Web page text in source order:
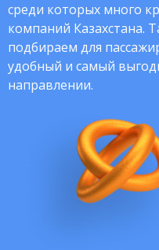
среди которых много
компаний Казахстана.
подбираем для
удобный и самый
направлении.